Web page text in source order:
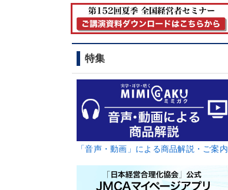
特集
「音声・動画」による商品解説・ご案内